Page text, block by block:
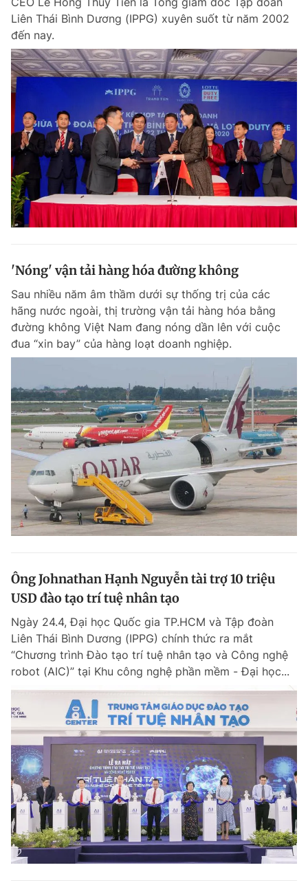
Liên Thái Bình Dương (IPPG) xuyên suốt từ năm 2002
đến nay.
'Nóng' vận tải hàng hóa đường không
Sau nhiều năm âm thầm dưới sự thống trị của các
hãng nước ngoài, thị trường vận tải hàng hóa bằng
đường không Việt Nam đang nóng dần lên với cuộc
đua “xin bay” của hàng loạt doanh nghiệp.
Ông Johnathan Hạnh Nguyễn tài trợ 10 triệu
USD đào tạo trí tuệ nhân tạo
Ngày 24.4, Đại học Quốc gia TP.HCM và Tập đoàn
Liên Thái Bình Dương (IPPG) chính thức ra mắt
“Chương trình Đào tạo trí tuệ nhân tạo và Công nghệ
robot (AIC)” tại Khu công nghệ phần mềm - Đại học...